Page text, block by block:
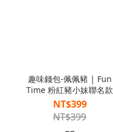
趣味錢包-佩佩豬 | Fun
Time 粉紅豬小妹聯名款
NT$399
NT$399